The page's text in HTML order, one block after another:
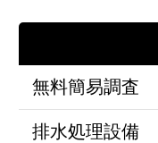
無料簡易調査
排水処理設備